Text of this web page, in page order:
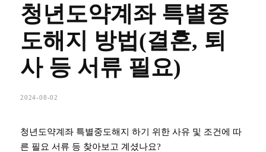
청년도약계좌 특별중
도해지 방법(결혼, 퇴
사 등 서류 필요)
2024-08-02
청년도약계좌 특별중도해지 하기 위한 사유 및 조건에 따
른 필요 서류 등 찾아보고 계셨나요?